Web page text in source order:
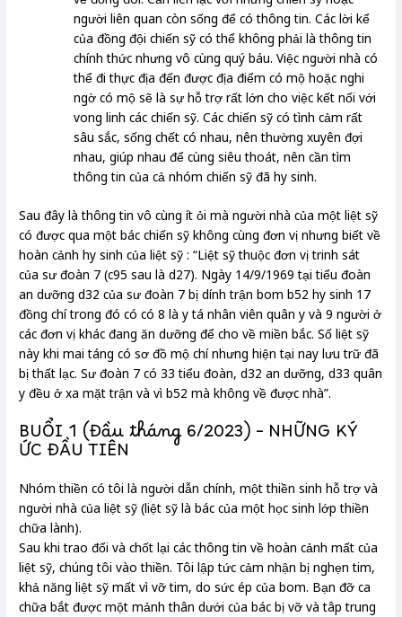
người liên quan còn sống để có thông tin. Các lời kể
của đồng đội chiến sỹ có thể không phải là thông tin
chính thức nhưng vô cùng quý báu. Việc người nhà có
thể đi thực địa đến được địa điểm có mộ hoặc nghi
ngờ có mộ sẽ là sự hỗ trợ rất lớn cho việc kết nối với
vong linh các chiến sỹ. Các chiến sỹ có tình cảm rất
sâu sắc, sống chết có nhau, nên thường xuyên đợi
nhau, giúp nhau để cùng siêu thoát, nên cần tìm
thông tin của cả nhóm chiến sỹ đã hy sinh.
Sau đây là thông tin vô cùng ít ỏi mà người nhà của một liệt sỹ
có được qua một bác chiến sỹ không cùng đơn vị nhưng biết về
hoàn cảnh hy sinh của liệt sỹ : “Liệt sỹ thuộc đơn vị trinh sát
của sư đoàn 7 (c95 sau là d27). Ngày 14/9/1969 tại tiểu đoàn
an dưỡng d32 của sư đoàn 7 bị dính trận bom b52 hy sinh 17
đồng chí trong đó có có 8 là y tá nhân viên quân y và 9 người ở
các đơn vị khác đang ăn dưỡng để cho về miền bắc. Số liệt sỹ
này khi mai táng có sơ đồ mộ chí nhưng hiện tại nay lưu trữ đã
bị thất lạc. Sư đoàn 7 có 33 tiểu đoàn, d32 an dưỡng, d33 quân
y đều ở xa mặt trận và vì b52 mà không về được nhà”.
BUỔI 1 (Đầu tháng 6/2023) – NHỮNG KÝ
ỨC ĐẦU TIÊN
Nhóm thiền có tôi là người dẫn chính, một thiền sinh hỗ trợ và
người nhà của liệt sỹ (liệt sỹ là bác của một học sinh lớp thiền
chữa lành).
Sau khi trao đổi và chốt lại các thông tin về hoàn cảnh mất của
liệt sỹ, chúng tôi vào thiền. Tôi lập tức cảm nhận bị nghẹn tim,
khả năng liệt sỹ mất vì vỡ tim, do sức ép của bom. Bạn đỡ ca
chữa bắt được một mảnh thân dưới của bác bị vỡ và tâp trung